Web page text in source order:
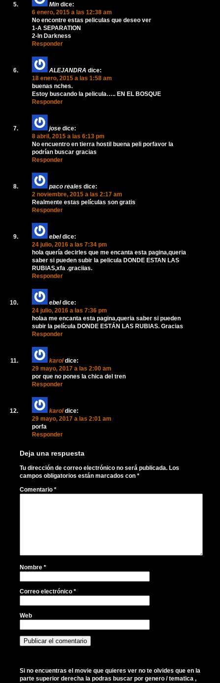
Min dice:
6 enero, 2015 a las 12:38 am
No encontre estas peliculas que deseo ver
1-A SEPARATION
2-In Darkness
Responder
ALEJANDRA dice:
18 enero, 2015 a las 1:58 am
buenas nches.
Estoy buscando la pelicula….. EN EL BOSQUE
Responder
jose dice:
8 abril, 2015 a las 6:13 pm
No encuentro en tierra hostil buena peli porfavor la
podrían buscar gracias
Responder
paco reales dice:
2 noviembre, 2015 a las 2:17 am
Realmente estas películas son gratis
Responder
ebel dice:
24 julio, 2016 a las 7:34 pm
hola quería decirles que me encanta esta pagina,queria
saber si pueden subir la pelicula DONDE ESTAN LAS
RUBIAS,xfa .graciias.
Responder
ebel dice:
24 julio, 2016 a las 7:36 pm
holaa me encanta esta pagina,queria saber si pueden
subir la película DONDE ESTÁN LAS RUBIAS. Gracias
Responder
karol dice:
29 mayo, 2017 a las 2:00 am
por que no pones la chica del tren
Responder
karol dice:
29 mayo, 2017 a las 2:01 am
porfa
Responder
Deja una respuesta
Tu dirección de correo electrónico no será publicada. Los
campos obligatorios están marcados con *
Comentario *
Nombre *
Correo electrónico *
Web
Si no encuentras el movie que quieres ver no te olvides que en la
parte superior derecha la podras buscar por genero / tematica ,